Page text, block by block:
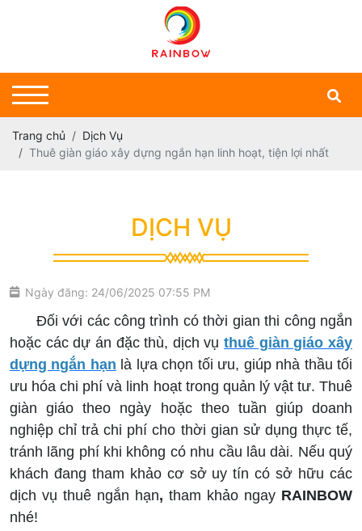
Trang chủ
Dịch Vụ
Thuê giàn giáo xây dựng ngắn hạn linh hoạt, tiện lợi nhất
DỊCH VỤ
Ngày đăng: 24/06/2025 07:55 PM
Đối với các công trình có thời gian thi công ngắn
hoặc các dự án đặc thù, dịch vụthuê giàn giáo xây
dựng ngắn hạn là lựa chọn tối ưu, giúp nhà thầu tối
ưu hóa chi phí và linh hoạt trong quản lý vật tư. Thuê
giàn giáo theo ngày hoặc theo tuần giúp doanh
nghiệp chỉ trả chi phí cho thời gian sử dụng thực tế,
tránh lãng phí khi không có nhu cầu lâu dài. Nếu quý
khách đang tham khảo cơ sở uy tín có sở hữu các
dịch vụ thuê ngắn hạn, tham khảo ngay RAINBOW
nhé!